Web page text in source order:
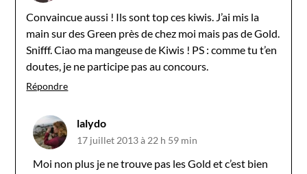
Convaincue aussi ! Ils sont top ces kiwis. J’ai mis la
main sur des Green près de chez moi mais pas de Gold.
Snifff. Ciao ma mangeuse de Kiwis ! PS : comme tu t’en
doutes, je ne participe pas au concours.
Répondre
lalydo
17 juillet 2013 à 22 h 59 min
Moi non plus je ne trouve pas les Gold et c’est bien